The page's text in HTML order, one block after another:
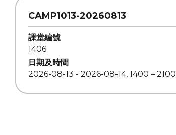
CAMP1013-20260813
課堂編號
1406
日期及時間
2026-08-13 - 2026-08-14, 1400 – 2100